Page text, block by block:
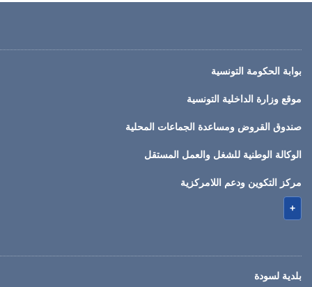
بوابة الحكومة التونسية
موقع وزارة الداخلية التونسية
صندوق القروض ومساعدة الجماعات المحلية
الوكالة الوطنية للشغل والعمل المستقل
مركز التكوين ودعم اللامركزية
+
بلدية لسودة